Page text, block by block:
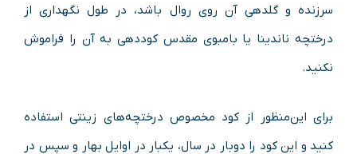
سرزنده و گلدهی آن روی روال باشد، در طول نگهداری از
درختچه ناندینا یا بامبوی مقدس کوددهی به آن را فراموش
نکنید.
برای این‌منظور از کود مخصوص درختچه‌های زینتی استفاده
کنید و این کود را دوبار در سال، یکبار در اوایل بهار و سپس در